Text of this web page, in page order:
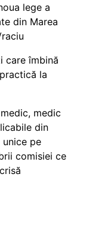
lege a
din Marea
care îmbină
la
medic
din
pe
comisiei ce